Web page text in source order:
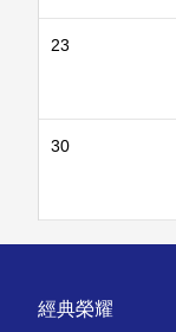
23
30
快速連結
經典榮耀